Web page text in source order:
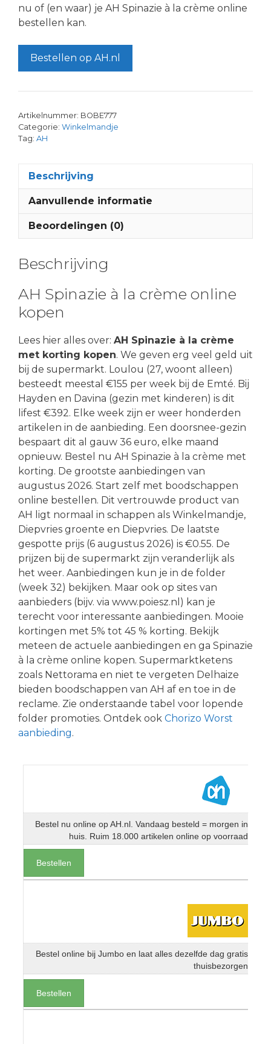
nu of (en waar) je AH Spinazie à la crème online
bestellen kan.
Bestellen op AH.nl
Artikelnummer: BOBE777
Categorie: Winkelmandje
Tag: AH
Beschrijving
Aanvullende informatie
Beoordelingen (0)
Beschrijving
AH Spinazie à la crème online
kopen
Lees hier alles over: AH Spinazie à la crème
met korting kopen. We geven erg veel geld uit
bij de supermarkt. Loulou (27, woont alleen)
besteedt meestal €155 per week bij de Emté. Bij
Hayden en Davina (gezin met kinderen) is dit
lifest €392. Elke week zijn er weer honderden
artikelen in de aanbieding. Een doorsnee-gezin
bespaart dit al gauw 36 euro, elke maand
opnieuw. Bestel nu AH Spinazie à la crème met
korting. De grootste aanbiedingen van
augustus 2026. Start zelf met boodschappen
online bestellen. Dit vertrouwde product van
AH ligt normaal in schappen als Winkelmandje,
Diepvries groente en Diepvries. De laatste
gespotte prijs (6 augustus 2026) is €0.55. De
prijzen bij de supermarkt zijn veranderlijk als
het weer. Aanbiedingen kun je in de folder
(week 32) bekijken. Maar ook op sites van
aanbieders (bijv. via www.poiesz.nl) kan je
terecht voor interessante aanbiedingen. Mooie
kortingen met 5% tot 45 % korting. Bekijk
meteen de actuele aanbiedingen en ga Spinazie
à la crème online kopen. Supermarktketens
zoals Nettorama en niet te vergeten Delhaize
bieden boodschappen van AH af en toe in de
reclame. Zie onderstaande tabel voor lopende
folder promoties. Ontdek ook Chorizo Worst
aanbieding.
Bestel nu online op AH.nl. Vandaag besteld = morgen in
huis. Ruim 18.000 artikelen online op voorraad
Bestellen
Bestel online bij Jumbo en laat alles dezelfde dag gratis
thuisbezorgen
Bestellen